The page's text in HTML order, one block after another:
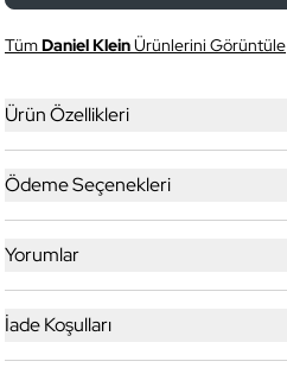
TümDaniel KleinÜrünlerini Görüntüle
Ürün Özellikleri
Ödeme Seçenekleri
Yorumlar
İade Koşulları